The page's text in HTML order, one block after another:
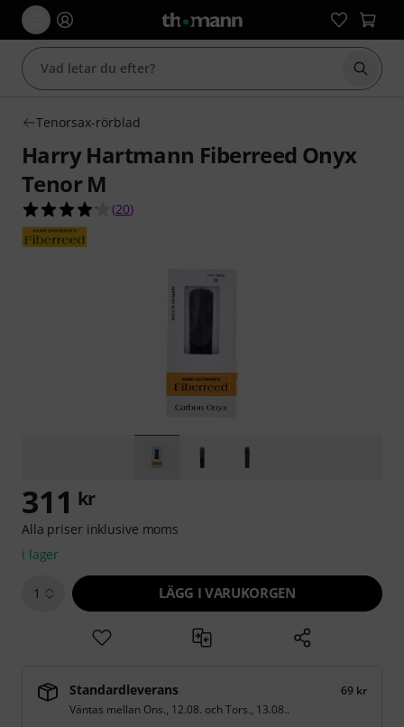
Börja
Tenorsax-rörblad
Harry Hartmann Fiberreed Onyx
Tenor M
4.1 av 5 stjärnor från 20 kundbetyg
(20)
311 kr
Alla priser inklusive moms
i lager
1 LÄGG I VARUKORGEN
Standardleverans
69 kr
Väntas mellan Ons., 12.08. ochTors., 13.08..